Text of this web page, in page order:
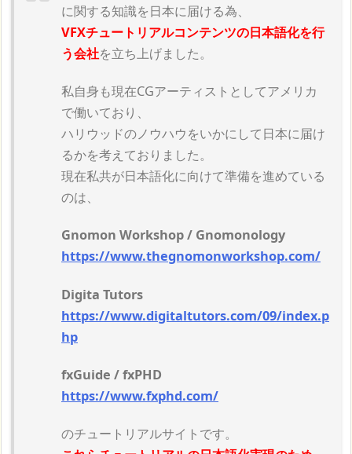
に関する知識を日本に届ける為、
VFXチュートリアルコンテンツの日本語化を行
う会社を立ち上げました。
私自身も現在CGアーティストとしてアメリカ
で働いており、
ハリウッドのノウハウをいかにして日本に届け
るかを考えておりました。
現在私共が日本語化に向けて準備を進めている
のは、
Gnomon Workshop / Gnomonology
https://www.thegnomonworkshop.com/
Digita Tutors
https://www.digitaltutors.com/09/index.p
hp
fxGuide / fxPHD
https://www.fxphd.com/
のチュートリアルサイトです。